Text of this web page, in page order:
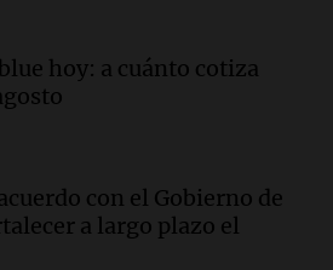
recibe la Copa
de Invierno con
de 20 países
imputado por
en San Luis dejó tres
y un herido grave
hoy: a cuánto cotiza
con el Gobierno de
a largo plazo el